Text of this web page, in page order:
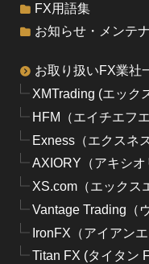
FX用語集
お知らせ・メンテ
お取り扱いFX業社
XMTrading (エック
HFM（エイチエフエ
Exness（エクスネス
AXIORY（アキシオ
XS.com（エックス
Vantage Trading（
IronFX（アイアン
Titan FX (タイタン